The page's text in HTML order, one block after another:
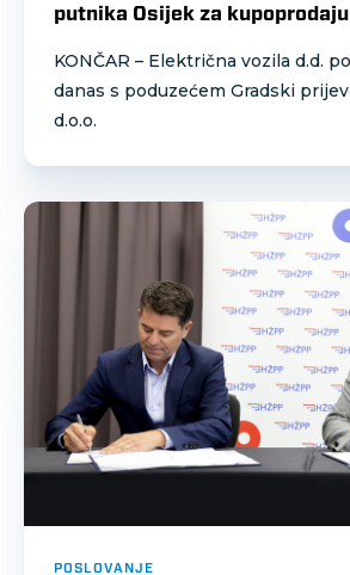
putnika Osijek za
KONČAR – Električna vozila d.d.
danas s poduzećem Gradski
d.o.o.
POSLOVANJE